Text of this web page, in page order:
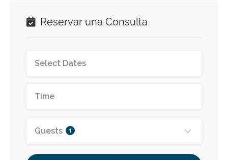
Reservar una Consulta
Guests 1